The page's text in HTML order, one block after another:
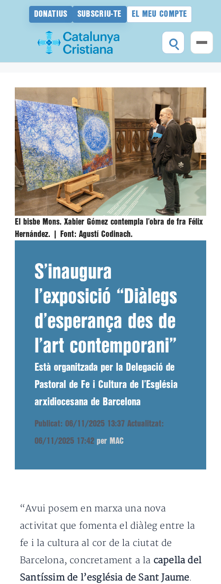
DONATIUS SUBSCRIU-TE EL MEU COMPTE
El bisbe Mons. Xabier Gómez contempla l’obra de fra Félix
Hernández. |
Font: Agustí Codinach.
S’inaugura
l’exposició “Diàlegs
d’esperança des de
l’art contemporani”
Està organitzada per la Delegació de
Pastoral de Fe i Cultura de l’Església
arxidiocesana de Barcelona
Publicat: 06/11/2025 13:37 Actualitzat:
06/11/2025 17:42 per MAC
“Avui posem en marxa una nova
activitat que fomenta el diàleg entre la
fe i la cultura al cor de la ciutat de
Barcelona, concretament a la capella del
Santíssim de l’església de Sant Jaume.